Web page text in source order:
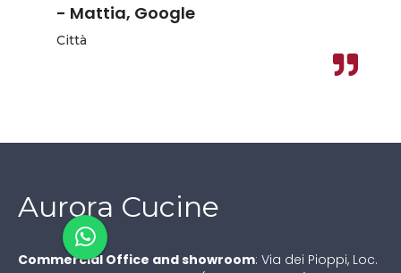
- Mattia, Google
Città
Aurora Cucine
Commercial Office and showroom: Via dei Pioppi, Loc.